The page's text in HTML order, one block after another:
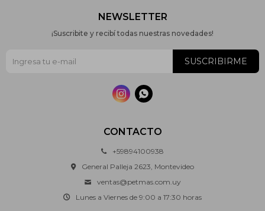
CONTACTO
+59894100938
General Palleja 2623, Montevideo
ventas@petmas.com.uy
Lunes a Viernes de 9:00 a 17:30 horas
NEWSLETTER
¡Suscribite y recibí todas nuestras novedades!
SUSCRIBIRME
 